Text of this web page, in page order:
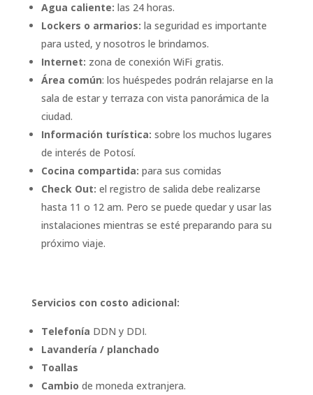
Agua caliente: las 24 horas.
Lockers o armarios: la seguridad es importante
para usted, y nosotros le brindamos.
Internet: zona de conexión WiFi gratis.
Área común: los huéspedes podrán relajarse en la
sala de estar y terraza con vista panorámica de la
ciudad.
Información turística: sobre los muchos lugares
de interés de Potosí.
Cocina compartida: para sus comidas
Check Out: el registro de salida debe realizarse
hasta 11 o 12 am. Pero se puede quedar y usar las
instalaciones mientras se esté preparando para su
próximo viaje.
Servicios con costo adicional:
Telefonía DDN y DDI.
Lavandería / planchado
Toallas
Cambio de moneda extranjera.